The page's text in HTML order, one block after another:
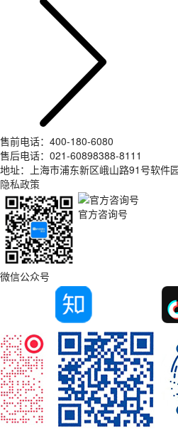
售前电话：400-180-6080
售后电话：021-60898388-8111
地址：上海市浦东新区峨山路91号软件
隐私政策
微信公众号
官方咨询号